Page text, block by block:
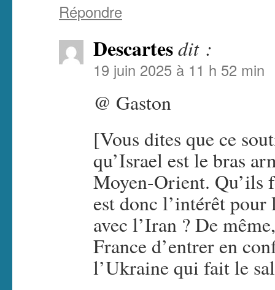
Répondre
Descartesdit :
19 juin 2025 à 11 h 52 min
@ Gaston
[Vous dites que ce
qu’Israel est le bras
Moyen-Orient. Qu’ils
est donc l’intérêt
avec l’Iran ? De
France d’entrer en
l’Ukraine qui fait le